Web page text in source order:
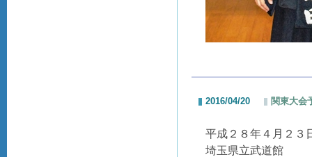
2016/04/20 関東大会
平成２８年４月２３
埼玉県立武道館